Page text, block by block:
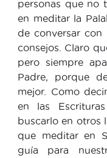
personas que no
en meditar la
de conversar
consejos. Claro
pero siempre
Padre, porque
mejor. Como
en las
buscarlo en otros
que meditar en
guía para